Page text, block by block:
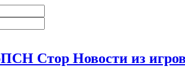
ПСН Стор Новости из